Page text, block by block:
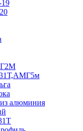
из алюминия